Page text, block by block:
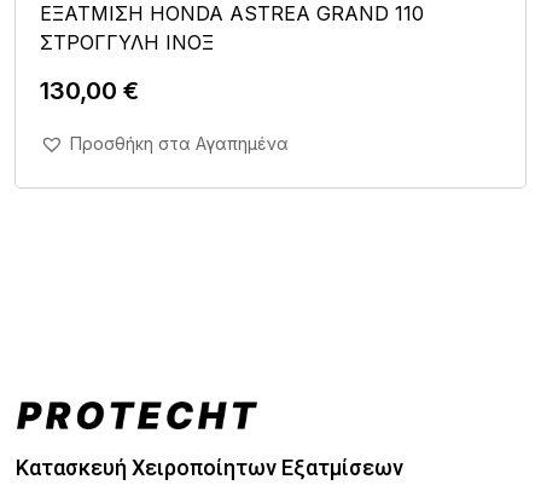
ΕΞΑΤΜΙΣΗ HONDA ASTREA GRAND 110
ΣΤΡΟΓΓΥΛΗ ΙΝΟΞ
130,00 €
Άμεση Αγορά Σε 1'
Προσθήκη στα Αγαπημένα
Κατασκευή Χειροποίητων Εξατμίσεων